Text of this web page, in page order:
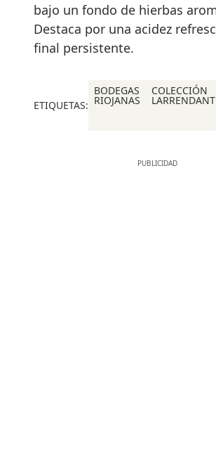
bajo un fondo de hierbas
Destaca por una acidez
final persistente.
ETIQUETAS:
BODEGAS
RIOJANAS
COLECCIÓN
LARRENDANT